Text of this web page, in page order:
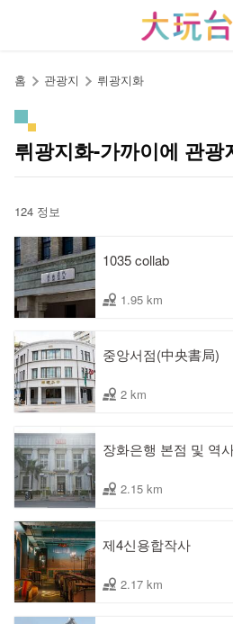
홈 관광지 뤼광지화
뤼광지화-가까이에 관광
124 정보
1035 collab
1.95 km
중앙서점(中央書局)
2 km
장화은행 본점 및 역
2.15 km
제4신용합작사
2.17 km